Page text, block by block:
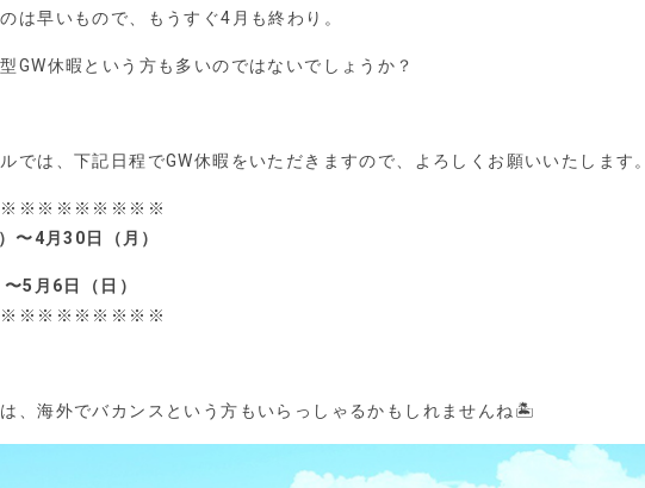
は早いもので、もうすぐ4月も終わり。
GW休暇という方も多いのではないでしょうか？
では、下記日程でGW休暇をいただきますので、よろしくお願いいたします。
〜4月30日（月）
5月6日（日）
、海外でバカンスという方もいらっしゃるかもしれませんね🏝